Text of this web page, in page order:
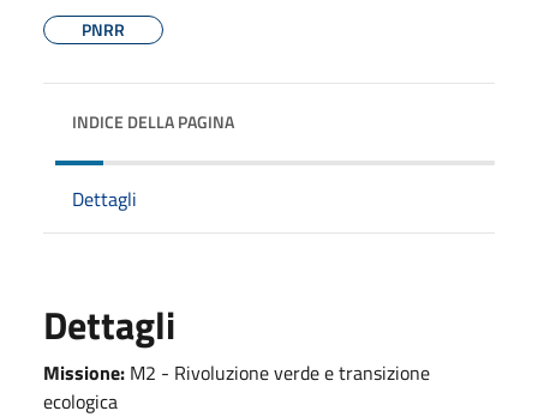
PNRR
INDICE DELLA PAGINA
Dettagli
Dettagli
Missione: M2 - Rivoluzione verde e transizione
ecologica